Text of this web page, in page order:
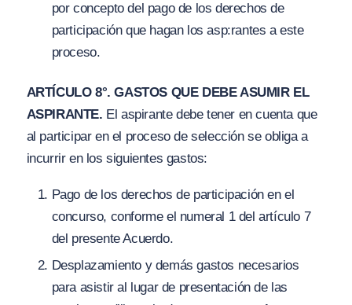
por concepto del pago de los derechos de
participación que hagan los asp:rantes a este
proceso.
ARTÍCULO 8°. GASTOS QUE DEBE ASUMIR EL
ASPIRANTE. El aspirante debe tener en cuenta que
al participar en el proceso de selección se obliga a
incurrir en los siguientes gastos:
Pago de los derechos de participación en el
concurso, conforme el numeral 1 del artículo 7
del presente Acuerdo.
Desplazamiento y demás gastos necesarios
para asistir al lugar de presentación de las